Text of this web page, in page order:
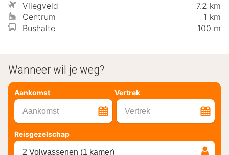
Vliegveld
7.2 km
Centrum
1 km
Bushalte
100 m
Wanneer wil je weg?
Aankomst Vertrek
Aankomst Vertrek
Reisgezelschap
2 Volwassenen (1 kamer)